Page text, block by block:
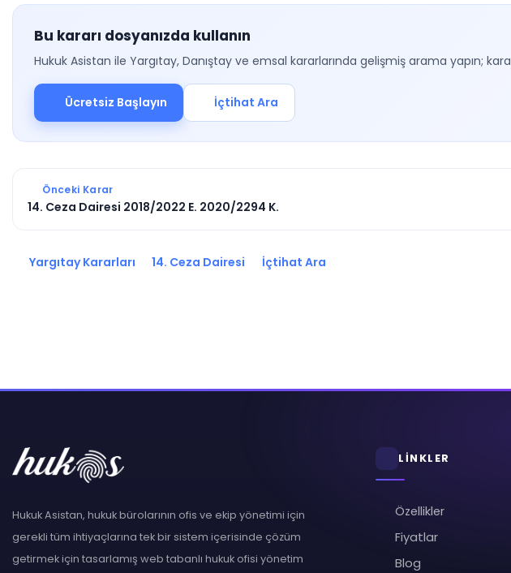
Bu kararı dosyanızda kullanın
Hukuk Asistan ile Yargıtay, Danıştay ve emsal kararlarında gelişmiş arama yapın;
Ücretsiz Başlayın İçtihat Ara
Önceki Karar
14. Ceza Dairesi 2018/2022 E. 2020/2294 K.
Yargıtay Kararları 14. Ceza Dairesi İçtihat Ara
Hukuk Asistan, hukuk bürolarının ofis ve ekip yönetimi için
gerekli tüm ihtiyaçlarına tek bir sistem içerisinde çözüm
getirmek için tasarlamış web tabanlı hukuk ofisi yönetim
LİNKLER
Özellikler
Fiyatlar
Blog